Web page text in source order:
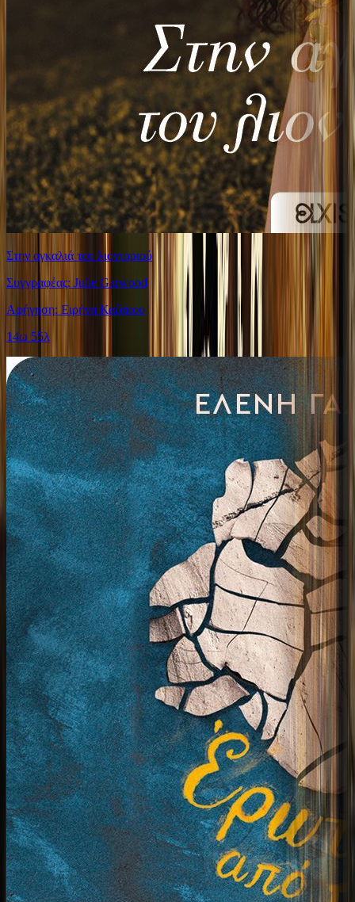
Στην αγκαλιά του λιονταριού
Συγγραφέας: Julie Garwood
Αφήγηση: Ειρήνη Καζάκου
14ω 55λ